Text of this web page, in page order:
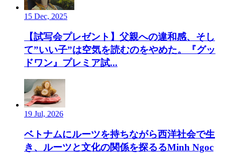
15 Dec, 2025
【試写会プレゼント】父親への違和感、そし
て”いい子”は空気を読むのをやめた。『グッ
ドワン』プレミア試...
19 Jul, 2026
ベトナムにルーツを持ちながら西洋社会で生
き、ルーツと文化の関係を探るるMinh Ngoc